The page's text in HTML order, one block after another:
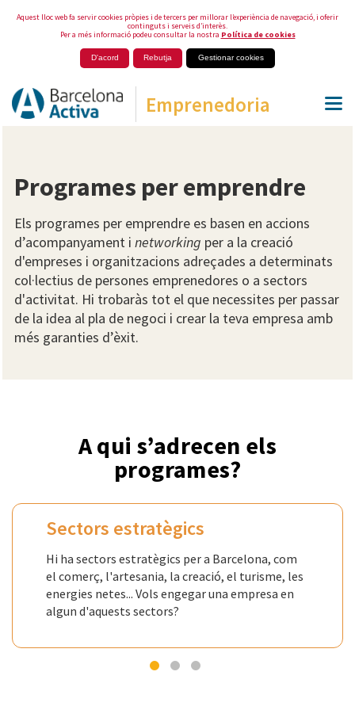
Aquest lloc web fa servir cookies pròpies i de tercers per millorar l’experiència de navegació, i oferir
continguts i serveis d’interès.
Per a més informació podeu consultar la nostra Política de cookies
D'acord Rebutja Gestionar cookies
Emprenedoria
Programes per emprendre
Els programes per emprendre es basen en accions
d’acompanyament i networking per a la creació
d'empreses i organitzacions adreçades a determinats
col·lectius de persones emprenedores o a sectors
d'activitat. Hi trobaràs tot el que necessites per passar
de la idea al pla de negoci i crear la teva empresa amb
més garanties d’èxit.
A qui s’adrecen els
programes?
Sectors estratègics
Hi ha sectors estratègics per a Barcelona, com
el comerç, l'artesania, la creació, el turisme, les
energies netes... Vols engegar una empresa en
algun d'aquests sectors?